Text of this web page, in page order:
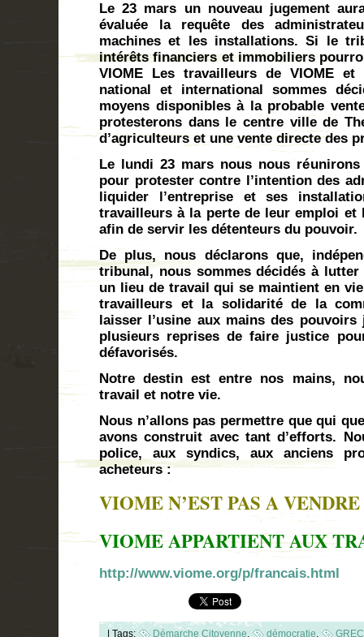
Le 23 mars un nouveau jugement
évaluée la requête des
machines et les installations. Si le
intérêts financiers et immobiliers
VIOME Les travailleurs de VIOME
national et international sommes
moyens disponibles à la probable
protesterons dans le centre ville de
d’agriculteurs et une vente directe des
Le lundi 23 mars nous nous
pour protester contre l’intention des
liquider l’entreprise et ses
travailleurs à la perte de leur emploi et
afin de servir les détenteurs du pouvoir.
De plus, nous déclarons que,
tribunal, nous sommes décidés à lutter
un lieu de travail qui se maintient en
travailleurs et la solidarité de la
laisser l’usine aux mains des
plusieurs reprises de faire justice
défavorisés.
Notre destin est entre nos mains,
travail et notre vie.
Nous n’allons pas permettre que qui
avons construit avec tant d’efforts.
police, aux syndics, aux anciens
acheteurs :
VIOME N’EST PAS A
VIOME APPARTIENT AUX
http://www.viome.org/p/francais.html
| Tags: Démarche Citoyenne, démocratie,